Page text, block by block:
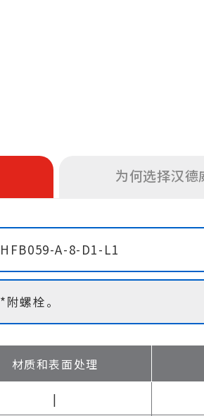
为何选择汉德
HFB059-A-8-D1-L1
*附螺栓。
材质和表面处理
|